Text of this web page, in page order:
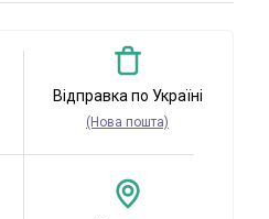
Відправка по Україні
(Нова пошта)